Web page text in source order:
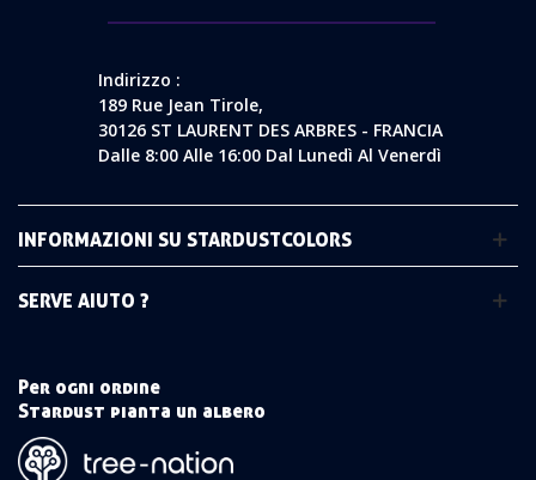
Indirizzo :
189 Rue Jean Tirole,
30126 ST LAURENT DES ARBRES - FRANCIA
Dalle 8:00 Alle 16:00 Dal Lunedì Al Venerdì
INFORMAZIONI SU STARDUSTCOLORS
SERVE AIUTO ?
Per ogni ordine
Stardust pianta un albero